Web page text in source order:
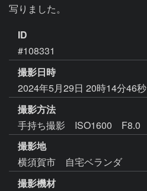
写りました。
ID
#108331
撮影日時
2024年5月29日 20時14分46秒
撮影方法
手持ち撮影 ISO1600 F8.0
撮影地
横須賀市 自宅ベランダ
撮影機材